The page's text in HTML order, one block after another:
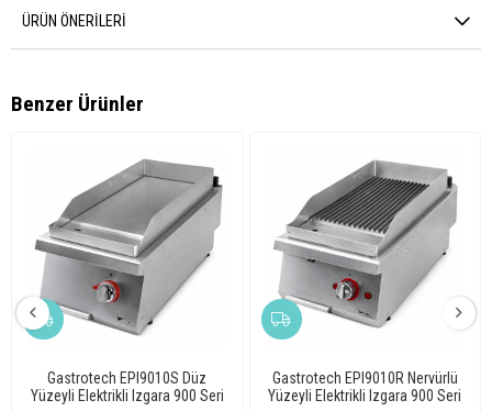
ÜRÜN ÖNERILERI
Benzer Ürünler
Gastrotech EPI9010S Düz
Yüzeyli Elektrikli Izgara 900 Seri
Gastrotech EPI9010R Nervürlü
Yüzeyli Elektrikli Izgara 900 Seri